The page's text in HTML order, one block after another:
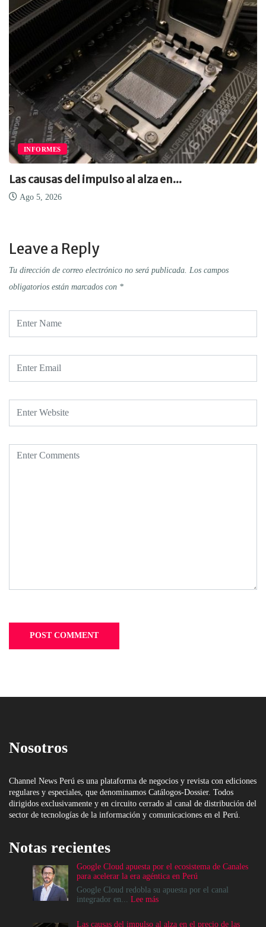
INFORMES
Las causas del impulso al alza en...
Ago 5, 2026
Leave a Reply
Tu dirección de correo electrónico no será publicada. Los campos
obligatorios están marcados con *
Nosotros
Channel News Perú es una plataforma de negocios y revista con ediciones
regulares y especiales, que denominamos Catálogos-Dossier. Todos
dirigidos exclusivamente y en circuito cerrado al canal de distribución del
sector de tecnologías de la información y comunicaciones en el Perú.
Notas recientes
Google Cloud apuesta por el ecosistema de Canales
para acelerar la era agéntica en Perú
Google Cloud redobla su apuesta por el canal
integrador en... Lee más:
Las causas del impulso al alza en el precio de las